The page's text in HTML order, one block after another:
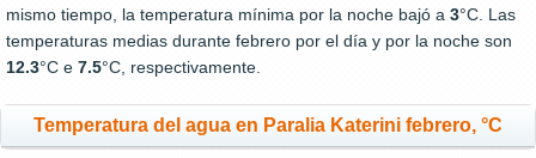
mismo tiempo, la temperatura mínima por la noche bajó a 3°C. Las
temperaturas medias durante febrero por el día y por la noche son
12.3°C e 7.5°C, respectivamente.
Temperatura del agua en Paralia Katerini febrero, °C